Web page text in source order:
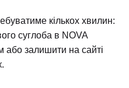
н
5 100 грн
кількох хвилин:
суглоба в NOVA
залишити на сайті